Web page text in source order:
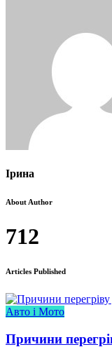
Ірина
About Author
712
Articles Published
Авто і Мото
Причини